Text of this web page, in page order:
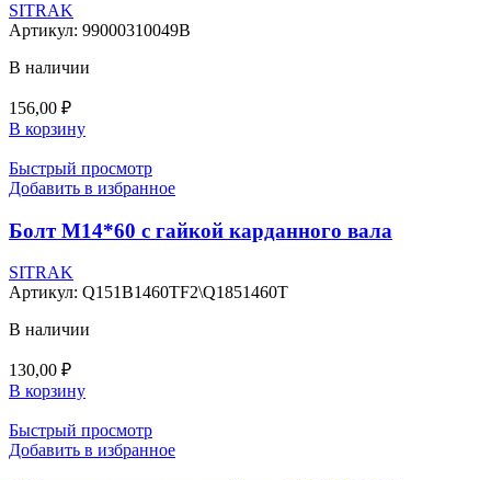
SITRAK
Артикул: 99000310049B
В наличии
156,00 ₽
В корзину
Быстрый просмотр
Добавить в избранное
Болт М14*60 с гайкой карданного вала
SITRAK
Артикул: Q151B1460TF2\Q1851460T
В наличии
130,00 ₽
В корзину
Быстрый просмотр
Добавить в избранное